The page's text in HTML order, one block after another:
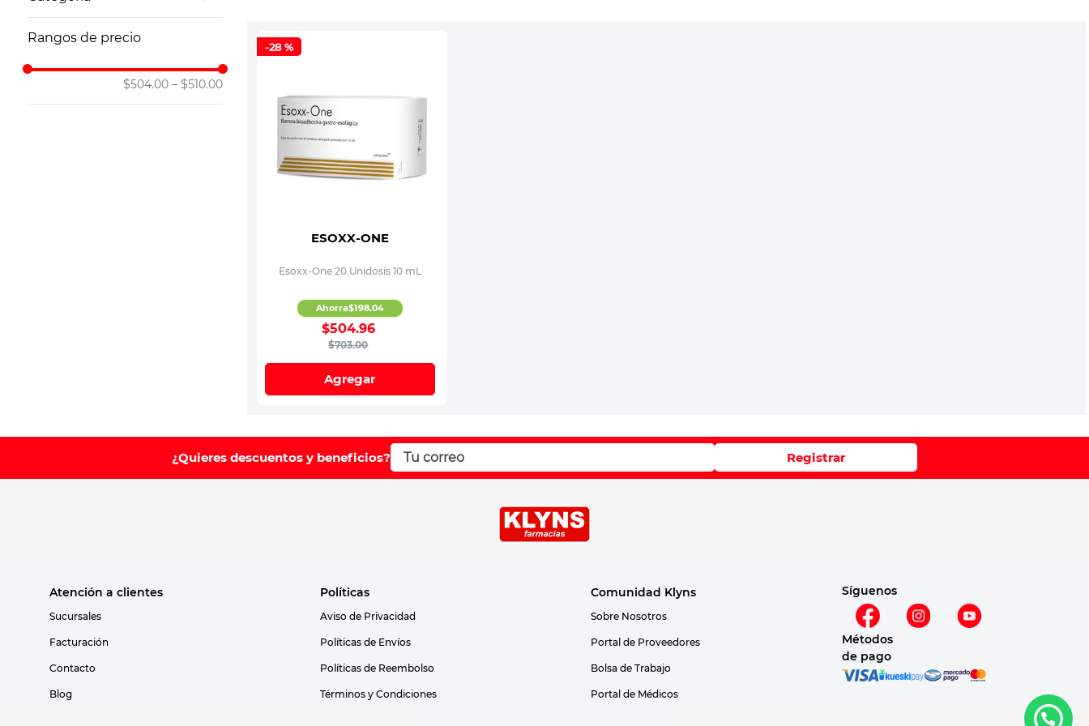
Rangos de precio
$504.00 – $510.00
-28 %
ESOXX-ONE
Esoxx-One 20 Unidosis 10 mL
$703.00
$504.96
Ahorra$198.04
Agregar
¿Quieres descuentos y beneficios? Registrar
Atención a clientes
Sucursales
Facturación
Contacto
Blog
Políticas
Aviso de Privacidad
Políticas de Envíos
Políticas de Reembolso
Términos y Condiciones
Comunidad Klyns
Sobre Nosotros
Portal de Proveedores
Bolsa de Trabajo
Portal de Médicos
Síguenos
Métodos
de pago
10. vitamina